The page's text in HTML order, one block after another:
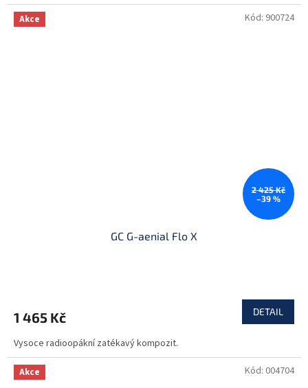
Akce
2 425 Kč
–39 %
GC G-aenial Flo X
1 465 Kč DETAIL
Vysoce radioopákní zatékavý kompozit.
Kód: 900724
Akce Kód: 004704